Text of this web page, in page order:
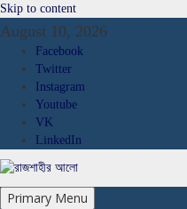
Skip to content
August 10, 2026
Facebook
Twitter
Instagram
Youtube
VK
LinkedIn
Primary Menu